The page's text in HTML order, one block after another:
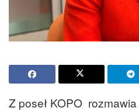
Z poseł KOPO